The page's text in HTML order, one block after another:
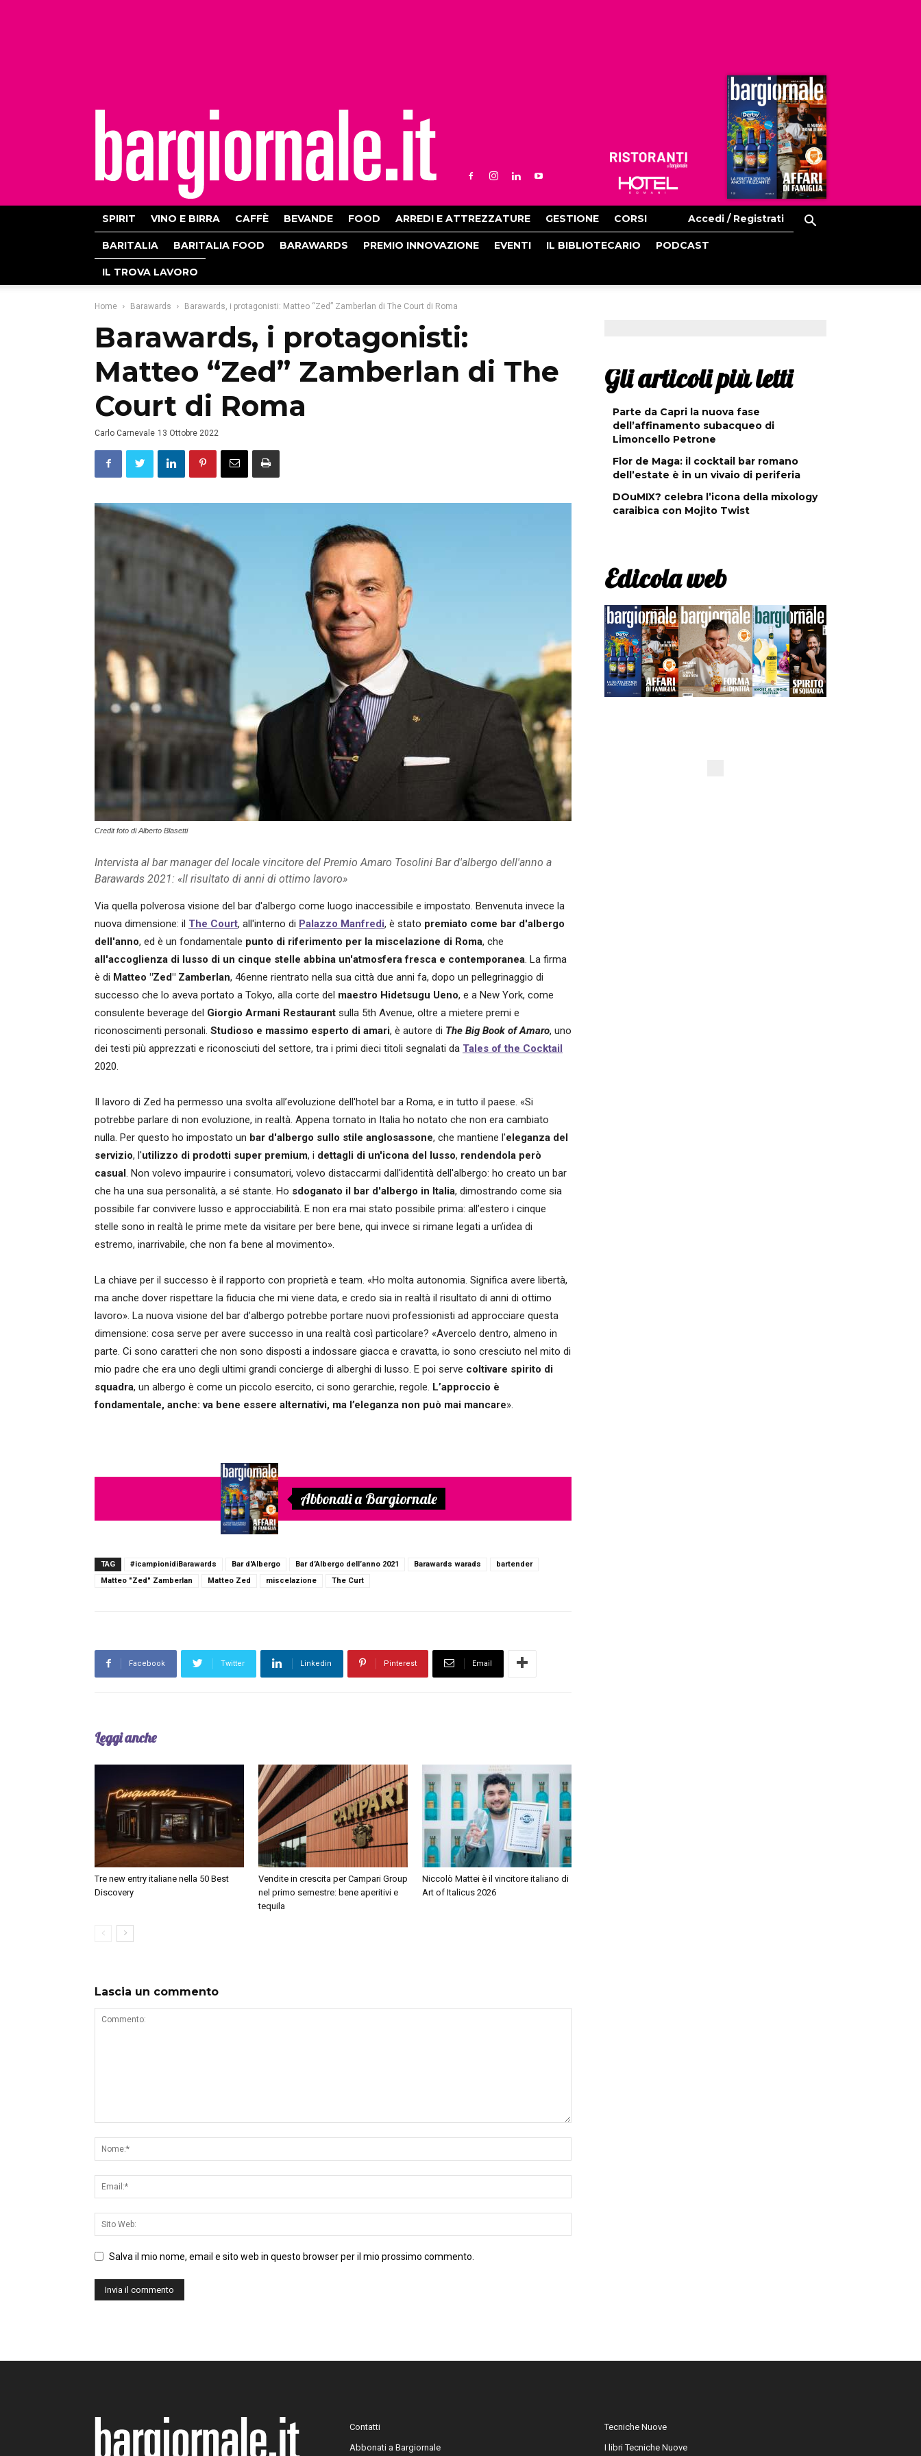
Ristoranti
Hoteldomani
SPIRIT VINO E BIRRA CAFFÈ BEVANDE FOOD ARREDI E ATTREZZATURE GESTIONE CORSI Accedi / Registrati
BARITALIA BARITALIA FOOD BARAWARDS PREMIO INNOVAZIONE EVENTI IL BIBLIOTECARIO PODCAST
IL TROVA LAVORO
Home Barawards Barawards, i protagonisti: Matteo “Zed” Zamberlan di The Court di Roma
Barawards, i protagonisti:
Matteo “Zed” Zamberlan di The
Court di Roma
Carlo Carnevale 13 Ottobre 2022
Credit foto di Alberto Blasetti
Intervista al bar manager del locale vincitore del Premio Amaro Tosolini Bar d'albergo dell'anno a
Barawards 2021: «Il risultato di anni di ottimo lavoro»
Via quella polverosa visione del bar d'albergo come luogo inaccessibile e impostato. Benvenuta invece la
nuova dimensione: il The Court, all'interno di Palazzo Manfredi, è stato premiato come bar d'albergo
dell'anno, ed è un fondamentale punto di riferimento per la miscelazione di Roma, che
all'accoglienza di lusso di un cinque stelle abbina un'atmosfera fresca e contemporanea. La firma
è di Matteo "Zed" Zamberlan, 46enne rientrato nella sua città due anni fa, dopo un pellegrinaggio di
successo che lo aveva portato a Tokyo, alla corte del maestro Hidetsugu Ueno, e a New York, come
consulente beverage del Giorgio Armani Restaurant sulla 5th Avenue, oltre a mietere premi e
riconoscimenti personali. Studioso e massimo esperto di amari, è autore di The Big Book of Amaro, uno
dei testi più apprezzati e riconosciuti del settore, tra i primi dieci titoli segnalati da Tales of the Cocktail
2020.
Il lavoro di Zed ha permesso una svolta all’evoluzione dell'hotel bar a Roma, e in tutto il paese. «Si
potrebbe parlare di non evoluzione, in realtà. Appena tornato in Italia ho notato che non era cambiato
nulla. Per questo ho impostato un bar d'albergo sullo stile anglosassone, che mantiene l'eleganza del
servizio, l'utilizzo di prodotti super premium, i dettagli di un'icona del lusso, rendendola però
casual. Non volevo impaurire i consumatori, volevo distaccarmi dall'identità dell'albergo: ho creato un bar
che ha una sua personalità, a sé stante. Ho sdoganato il bar d'albergo in Italia, dimostrando come sia
possibile far convivere lusso e approcciabilità. E non era mai stato possibile prima: all’estero i cinque
stelle sono in realtà le prime mete da visitare per bere bene, qui invece si rimane legati a un’idea di
estremo, inarrivabile, che non fa bene al movimento».
La chiave per il successo è il rapporto con proprietà e team. «Ho molta autonomia. Significa avere libertà,
ma anche dover rispettare la fiducia che mi viene data, e credo sia in realtà il risultato di anni di ottimo
lavoro». La nuova visione del bar d’albergo potrebbe portare nuovi professionisti ad approcciare questa
dimensione: cosa serve per avere successo in una realtà così particolare? «Avercelo dentro, almeno in
parte. Ci sono caratteri che non sono disposti a indossare giacca e cravatta, io sono cresciuto nel mito di
mio padre che era uno degli ultimi grandi concierge di alberghi di lusso. E poi serve coltivare spirito di
squadra, un albergo è come un piccolo esercito, ci sono gerarchie, regole. L’approccio è
fondamentale, anche: va bene essere alternativi, ma l’eleganza non può mai mancare».
Abbonati a Bargiornale
TAG #icampionidiBarawards Bar d'Albergo Bar d’Albergo dell’anno 2021 Barawards warads
bartender
Matteo "Zed" Zamberlan
Matteo Zed miscelazione The Curt
Facebook Twitter Linkedin Pinterest Email
Leggi anche
Tre new entry italiane nella 50 Best
Discovery
Vendite in crescita per Campari Group
nel primo semestre: bene aperitivi e
tequila
Niccolò Mattei è il vincitore italiano di
Art of Italicus 2026
Lascia un commento
Salva il mio nome, email e sito web in questo browser per il mio prossimo commento.
Gli articoli più letti
Parte da Capri la nuova fase
dell’affinamento subacqueo di
Limoncello Petrone
Flor de Maga: il cocktail bar romano
dell’estate è in un vivaio di periferia
DOuMIX? celebra l’icona della mixology
caraibica con Mojito Twist
Edicola web
Contatti
Abbonati a Bargiornale
Tecniche Nuove
I libri Tecniche Nuove